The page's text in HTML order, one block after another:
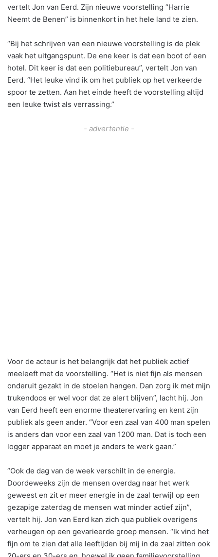
vertelt Jon van Eerd. Zijn nieuwe voorstelling “Harrie
Neemt de Benen” is binnenkort in het hele land te zien.
“Bij het schrijven van een nieuwe voorstelling is de plek
vaak het uitgangspunt. De ene keer is dat een boot of een
hotel. Dit keer is dat een politiebureau”, vertelt Jon van
Eerd. “Het leuke vind ik om het publiek op het verkeerde
spoor te zetten. Aan het einde heeft de voorstelling altijd
een leuke twist als verrassing.”
- advertentie -
Voor de acteur is het belangrijk dat het publiek actief
meeleeft met de voorstelling. “Het is niet fijn als mensen
onderuit gezakt in de stoelen hangen. Dan zorg ik met mijn
trukendoos er wel voor dat ze alert blijven”, lacht hij. Jon
van Eerd heeft een enorme theaterervaring en kent zijn
publiek als geen ander. “Voor een zaal van 400 man spelen
is anders dan voor een zaal van 1200 man. Dat is toch een
logger apparaat en moet je anders te werk gaan.”
“Ook de dag van de week verschilt in de energie.
Doordeweeks zijn de mensen overdag naar het werk
geweest en zit er meer energie in de zaal terwijl op een
gezapige zaterdag de mensen wat minder actief zijn”,
vertelt hij. Jon van Eerd kan zich qua publiek overigens
verheugen op een gevarieerde groep mensen. “Ik vind het
fijn om te zien dat alle leeftijden bij mij in de zaal zitten ook